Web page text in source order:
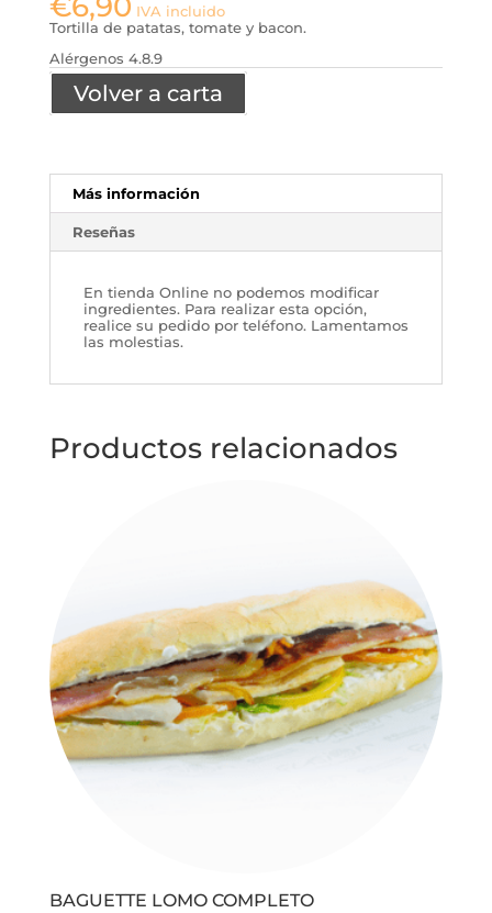
IVA incluido
Tortilla de patatas, tomate y bacon.
Alérgenos 4.8.9
Volver a carta
Más información
Reseñas
En tienda Online no podemos modificar
ingredientes. Para realizar esta opción,
realice su pedido por teléfono. Lamentamos
las molestias.
Productos relacionados
BAGUETTE LOMO COMPLETO